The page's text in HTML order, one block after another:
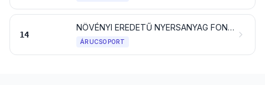
14
NÖVÉNYI EREDETŰ NYERSANYAG FONÁSRA; MÁSHOL NEM EMLÍTETT NÖVÉNYI TERMÉKEK
ÁRUCSOPORT